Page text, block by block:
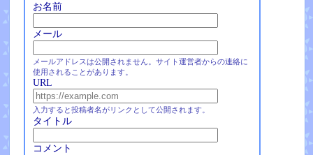
お名前
メール
メールアドレスは公開されません。サイト運営者からの連絡に
使用されることがあります。
URL
入力すると投稿者名がリンクとして公開されます。
タイトル
コメント